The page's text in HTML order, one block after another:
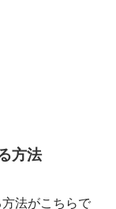
方法
法がこちらで